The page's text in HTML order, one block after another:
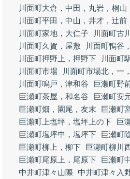
川面町大倉，中田，丸岩，桐山
川面町平田，中山，井才，辻前
川面町家地，大仁子
川面町古川
川面町久賀，屋敷
川面町鴨谷
川面町押野上，押野下
川面町
川面町市場
川面町市場北，一
川面町鳴戸，津和谷
巨瀬町野
巨瀬町茶屋，和名谷
巨瀬町安
巨瀬町畑，園尾，友末
巨瀬町
巨瀬町上塩坪，塩坪上の下
巨
巨瀬町塩坪中，塩坪下
巨瀬町
巨瀬町柳上，柳下
巨瀬町柳川
巨瀬町尾原上，尾原下
巨瀬町
中井町津々山際
中井町津々入